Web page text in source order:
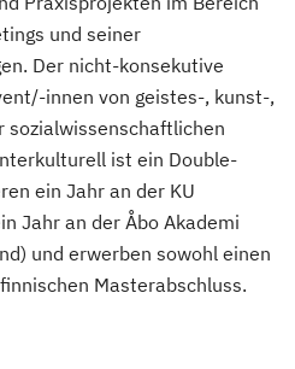
und seiner
Der nicht-konsekutive
innen von geistes-, kunst-,
ist ein Double-
ein Jahr an der KU
Jahr an der Åbo Akademi
und erwerben sowohl einen
Masterabschluss.